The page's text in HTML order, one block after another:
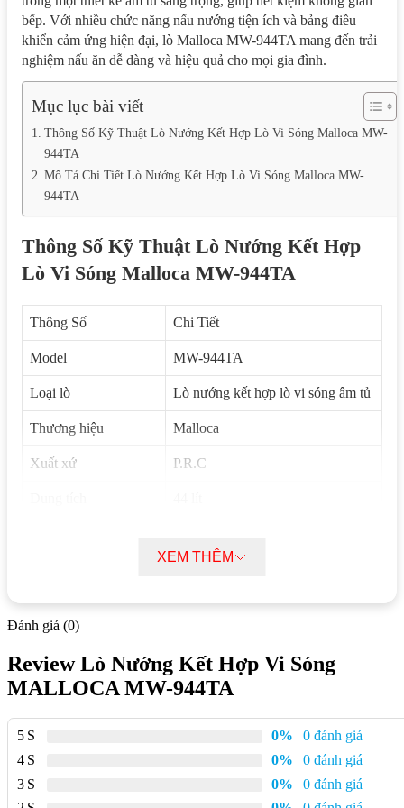
bếp. Với nhiều chức năng nấu nướng tiện ích và bảng điều
khiển cảm ứng hiện đại, lò Malloca MW-944TA mang đến trải
nghiệm nấu ăn dễ dàng và hiệu quả cho mọi gia đình.
Mục lục bài viết
Thông Số Kỹ Thuật Lò Nướng Kết Hợp Lò Vi Sóng Malloca MW-
944TA
Mô Tả Chi Tiết Lò Nướng Kết Hợp Lò Vi Sóng Malloca MW-
944TA
Thông Số Kỹ Thuật Lò Nướng Kết Hợp
Lò Vi Sóng Malloca MW-944TA
Thông Số Chi Tiết
Model MW-944TA
Loại lò Lò nướng kết hợp lò vi sóng âm tủ
Thương hiệu Malloca
Xuất xứ P.R.C
Công suất vi sóng vào 1600W
Công suất nướng 1700W
Hệ thống điều khiển
Màn hình
XEM THÊM
Đánh giá (0)
Review Lò Nướng Kết Hợp Vi Sóng
MALLOCA MW-944TA
5 0% | 0 đánh giá
4
0% | 0 đánh giá
3
0% | 0 đánh giá